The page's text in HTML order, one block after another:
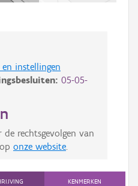
instellingen
05-05-
rechtsgevolgen van
onze website
KENMERKEN